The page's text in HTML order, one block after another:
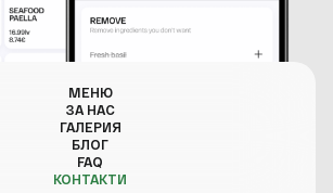
МЕНЮ
ЗА НАС
ГАЛЕРИЯ
БЛОГ
FAQ
КОНТАКТИ